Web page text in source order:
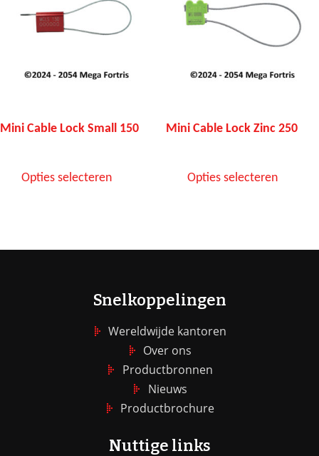
Mini Cable Lock Small 150
Opties selecteren
Mini Cable Lock Zinc 250
Opties selecteren
Snelkoppelingen
Wereldwijde kantoren
Over ons
Productbronnen
Nieuws
Productbrochure
Nuttige links